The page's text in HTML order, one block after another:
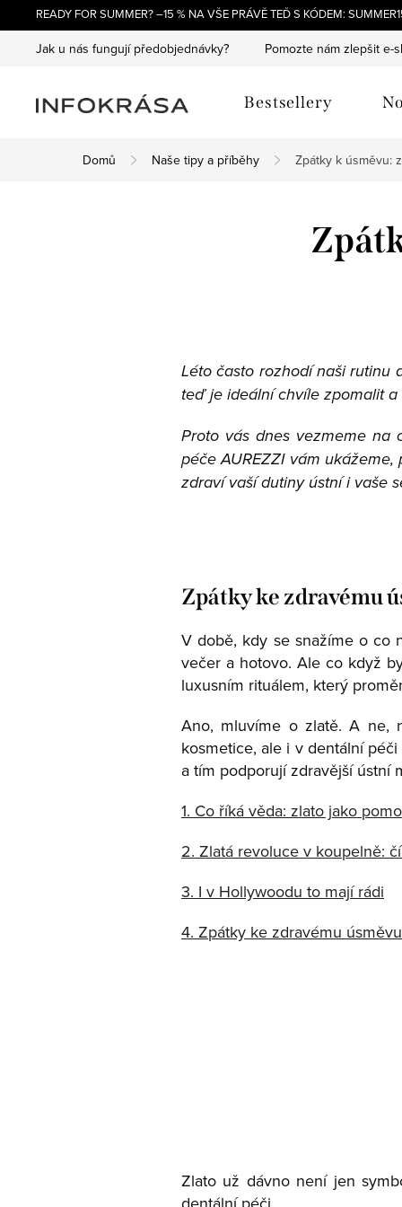
na
obsah
READY FOR SUMMER? –15 % NA VŠE PRÁVĚ TEĎ S KÓDEM:
Jak u nás fungují předobjednávky? Pomozte nám zlepšit e-
Bestsellery
Domů Naše tipy a příběhy Zpátky k úsměvu:
Léto často rozhodí naši rutinu
teď je ideální chvíle zpomalit
Proto vás dnes vezmeme na
péče AUREZZI vám
zdraví vaší dutiny ústní i vaše
Zpátky ke zdravému
V době, kdy se snažíme o co
večer a hotovo. Ale co když
luxusním rituálem, který
Ano, mluvíme o zlatě. A ne,
kosmetice, ale i v dentální
a tím podporují zdravější ústní
1. Co říká věda: zlato jako
2. Zlatá revoluce v koupelně:
3. I v Hollywoodu to mají rádi
4. Zpátky ke zdravému úsměvu
Zlato už dávno není jen
dentální péči.